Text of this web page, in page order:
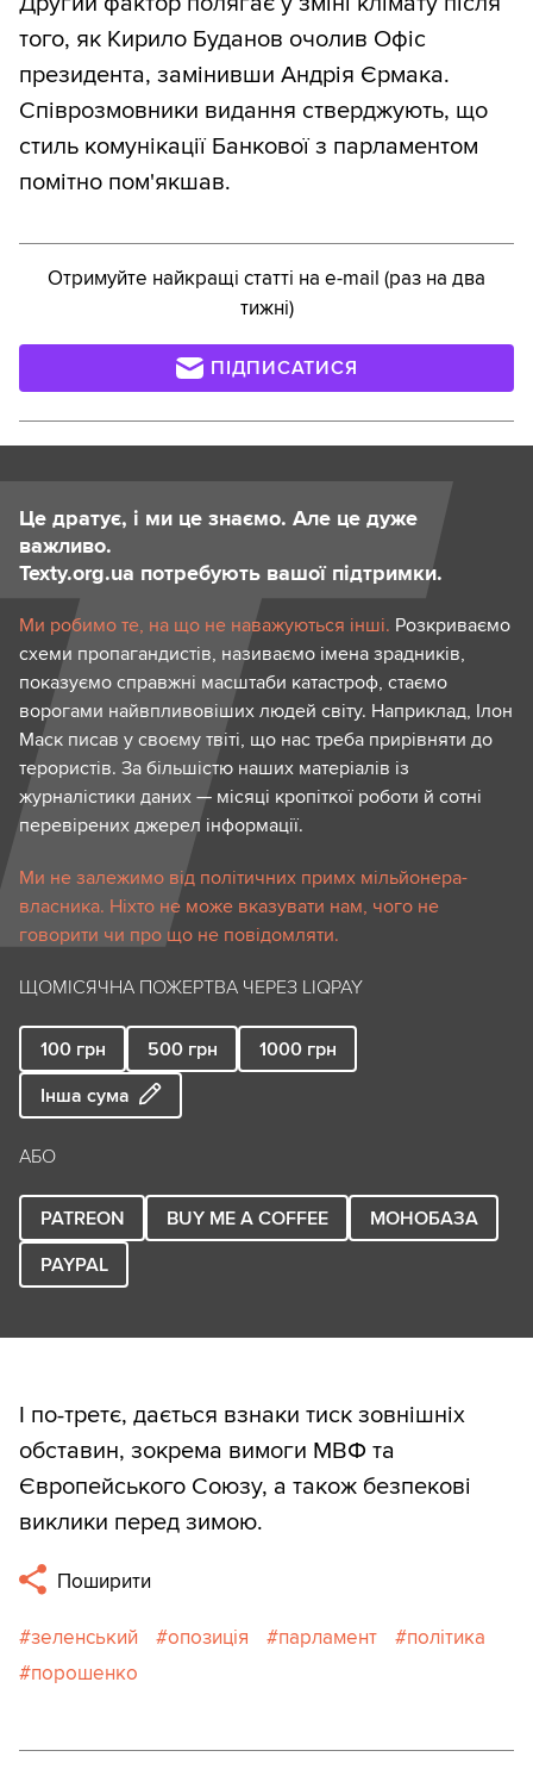
того, як Кирило Буданов очолив Офіс
президента, замінивши Андрія Єрмака.
Співрозмовники видання стверджують, що
стиль комунікації Банкової з парламентом
помітно пом'якшав.
Отримуйте найкращі статті на e-mail (раз на два
тижні)
ПІДПИСАТИСЯ
Це дратує, і ми це знаємо. Але це дуже
важливо.
Texty.org.ua потребують вашої підтримки.
Ми робимо те, на що не наважуються інші. Розкриваємо
схеми пропагандистів, називаємо імена зрадників,
показуємо справжні масштаби катастроф, стаємо
ворогами найвпливовіших людей світу. Наприклад, Ілон
Маск писав у своєму твіті, що нас треба прирівняти до
терористів. За більшістю наших матеріалів із
журналістики даних — місяці кропіткої роботи й сотні
перевірених джерел інформації.
Ми не залежимо від політичних примх мільйонера-
власника. Ніхто не може вказувати нам, чого не
говорити чи про що не повідомляти.
ЩОМІСЯЧНА ПОЖЕРТВА ЧЕРЕЗ LIQPAY
100 грн 500 грн 1000 грн
Інша сума
АБО
PATREON BUY ME A COFFEE
МОНОБАЗА
PAYPAL
І по-третє, дається взнаки тиск зовнішніх
обставин, зокрема вимоги МВФ та
Європейського Союзу, а також безпекові
виклики перед зимою.
Поширити
зеленський опозиція парламент
політика
порошенко